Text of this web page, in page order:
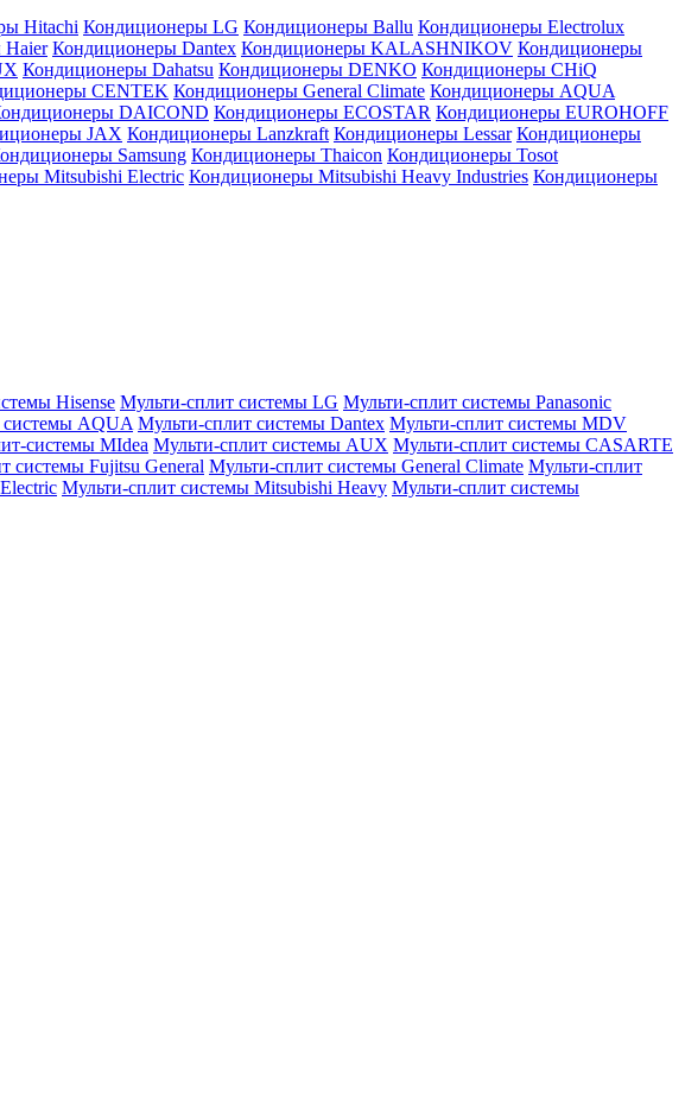
Hitachi Кондиционеры LG Кондиционеры Ballu Кондиционеры Electrolux
Кондиционеры Dantex Кондиционеры KALASHNIKOV Кондиционеры
Кондиционеры Dahatsu Кондиционеры DENKO Кондиционеры CHiQ
CENTEK Кондиционеры General Climate Кондиционеры AQUA
DAICOND Кондиционеры ECOSTAR Кондиционеры EUROHOFF
JAX Кондиционеры Lanzkraft Кондиционеры Lessar Кондиционеры
Samsung Кондиционеры Thaicon Кондиционеры Tosot
Mitsubishi Electric Кондиционеры Mitsubishi Heavy Industries Кондиционеры
Hisense Мульти-сплит системы LG Мульти-сплит системы Panasonic
AQUA Мульти-сплит системы Dantex Мульти-сплит системы MDV
системы MIdea Мульти-сплит системы AUX Мульти-сплит системы CASARTE
системы Fujitsu General Мульти-сплит системы General Climate Мульти-сплит
Мульти-сплит системы Mitsubishi Heavy Мульти-сплит системы